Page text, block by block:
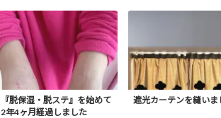
『脱保湿・脱ステ』を始めて
2年4ヶ月経過しました
遮光カーテンを縫いま